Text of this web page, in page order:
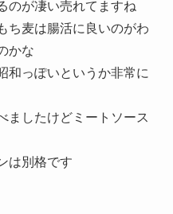
のが凄い売れてますね
ち麦は腸活に良いのがわ
かな
和っぽいというか非常に
ましたけどミートソース
は別格です